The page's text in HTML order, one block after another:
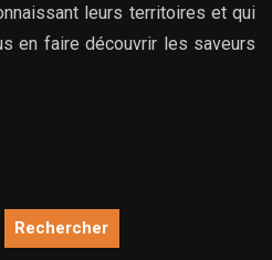
leurs territoires et qui
en faire découvrir les saveurs
Rechercher